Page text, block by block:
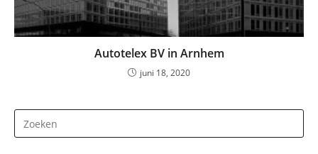
Autotelex BV in Arnhem
juni 18, 2020
op